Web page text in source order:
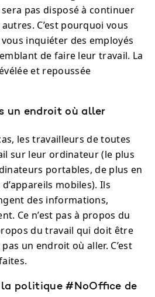
pas disposé à continuer
C’est pourquoi vous
vous inquiéter des employés
de faire leur travail. La
et repoussée
un endroit où aller
les travailleurs de toutes
sur leur ordinateur (le plus
portables, de plus en
mobiles). Ils
des informations,
Ce n’est pas à propos du
du travail qui doit être
un endroit où aller. C’est
la politique #NoOffice de